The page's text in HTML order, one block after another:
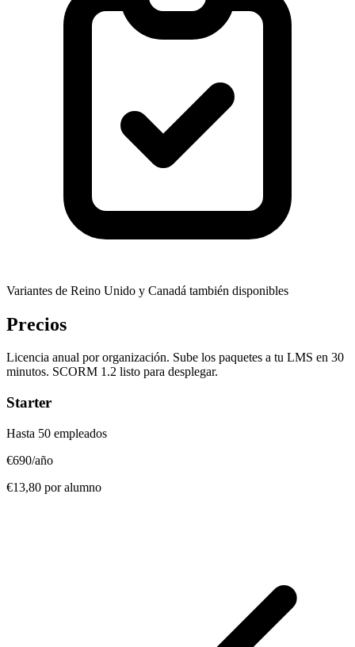
Variantes de Reino Unido y Canadá también disponibles
Precios
Licencia anual por organización. Sube los paquetes a tu LMS en 30
minutos. SCORM 1.2 listo para desplegar.
Starter
Hasta 50 empleados
€690/año
€13,80 por alumno